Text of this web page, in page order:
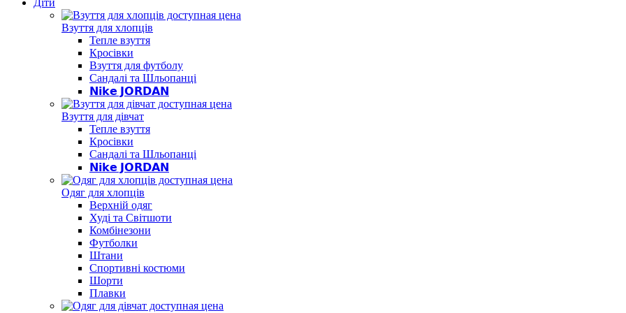
Діти
Взуття для хлопців
Тепле взуття
Кросівки
Взуття для футболу
Сандалі та Шльопанці
𝗡𝗶𝗸𝗲 𝗝𝗢𝗥𝗗𝗔𝗡
Взуття для дівчат
Тепле взуття
Кросівки
Сандалі та Шльопанці
𝗡𝗶𝗸𝗲 𝗝𝗢𝗥𝗗𝗔𝗡
Одяг для хлопців
Верхній одяг
Худі та Світшоти
Комбінезони
Футболки
Штани
Спортивні костюми
Шорти
Плавки